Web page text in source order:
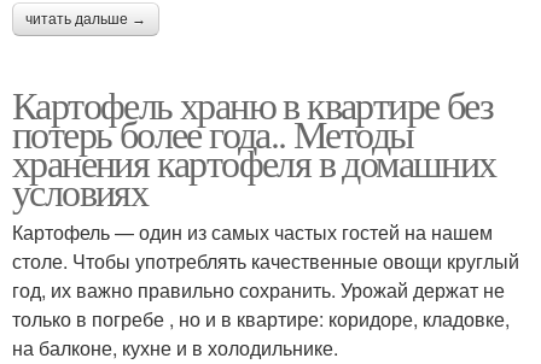
читать дальше →
Картофель храню в квартире без
потерь более года.. Методы
хранения картофеля в домашних
условиях
Картофель — один из самых частых гостей на нашем
столе. Чтобы употреблять качественные овощи круглый
год, их важно правильно сохранить. Урожай держат не
только в погребе , но и в квартире: коридоре, кладовке,
на балконе, кухне и в холодильнике.